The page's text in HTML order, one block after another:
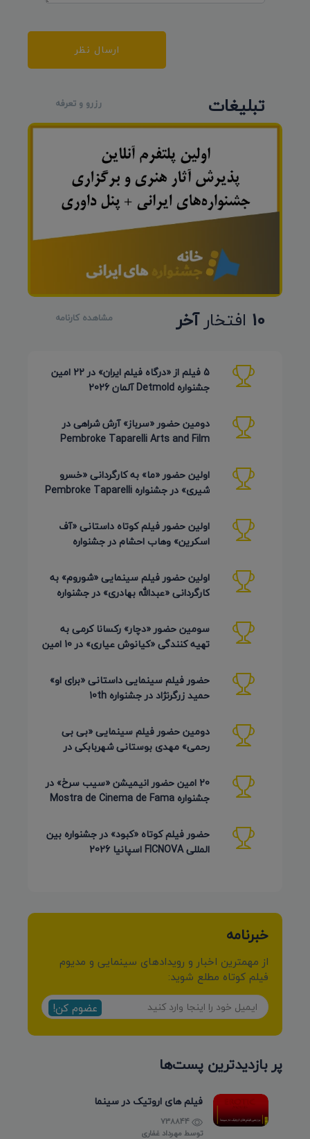
ارسال نظر
تبلیغات رزرو و تعرفه
10 افتخارآخر مشاهده کارنامه
5 فیلم از «درگاه فیلم ایران» در 22 امین
جشنواره Detmold آلمان 2026
دومین حضور «سرباز» آرش شراهی در
Pembroke Taparelli Arts and Film
اولین حضور «ما» به کارگردانی «خسرو
شیری» در جشنواره Pembroke Taparelli
اولین حضور فیلم کوتاه داستانی «آف
اسکرین» وهاب احشام در جشنواره
اولین حضور فیلم سینمایی «شوروم» به
کارگردانی «عبدالله بهادری» در جشنواره
سومین حضور «دچار» رکسانا کرمی به
تهیه کنندگی «کیانوش عیاری» در 10 امین
حضور فیلم سینمایی داستانی «برای او»
حمید زرگرنژاد در جشنواره 10th
دومین حضور فیلم سینمایی «بی بی
رحمی» مهدی بوستانی شهربابکی در
20 امین حضور انیمیشن «سیب سرخ» در
جشنواره Mostra de Cinema de Fama
حضور فیلم کوتاه «کبود» در جشنواره بین
المللی FICNOVA اسپانیا 2026
خبرنامه
از مهمترین اخبار و رویدادهای سینمایی و مدیوم
فیلم کوتاه مطلع شوید:
عضوم کن!
پر بازدیدترین پست‌ها
فیلم های اروتیک در سینما
توسط مهرداد غفاری